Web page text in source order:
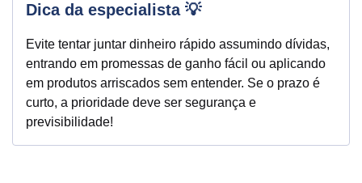
Dica da especialista 💡
Evite tentar juntar dinheiro rápido assumindo dívidas,
entrando em promessas de ganho fácil ou aplicando
em produtos arriscados sem entender. Se o prazo é
curto, a prioridade deve ser segurança e
previsibilidade!